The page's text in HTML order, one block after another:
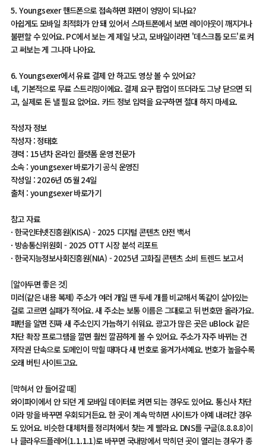
5. Youngsexer 핸드폰으로 접속하면 화면이 엉망이 되나요?
아쉽게도 모바일 최적화가 안 돼 있어서 스마트폰에서 보면 레이아웃이 깨지거나
불편할 수 있어요. PC에서 보는 게 제일 낫고, 모바일이라면 '데스크톱 모드'로 켜
고 써보는 게 그나마 나아요.
6. Youngsexer에서 유료 결제 안 하고도 영상 볼 수 있어요?
네, 기본적으로 무료 스트리밍이에요. 결제 요구 팝업이 뜨더라도 그냥 닫으면 되
고, 실제로 돈 낼 필요 없어요. 카드 정보 입력을 요구하면 절대 하지 마세요.
작성자 정보
작성자 : 정태호
경력 : 15년차 온라인 플랫폼 운영 전문가
소속 : youngsexer 바로가기 공식 운영진
작성일 : 2026년 05월 24일
출처 : youngsexer 바로가기
참고 자료
· 한국인터넷진흥원(KISA) - 2025 디지털 콘텐츠 안전 백서
· 방송통신위원회 - 2025 OTT 시장 분석 리포트
· 한국지능정보사회진흥원(NIA) - 2025년 고화질 콘텐츠 소비 트렌드 보고서
[알아두면 좋은 것]
미러(같은 내용 복제) 주소가 여러 개일 땐 두세 개를 비교해서 똑같이 살아있는
걸로 고르면 실패가 적어요. 새 주소는 보통 이름은 그대로고 뒤 번호만 올라가요.
패턴을 알면 진짜 새 주소인지 가늠하기 쉬워요. 광고가 많은 곳은 uBlock 같은
차단 확장 프로그램을 깔면 훨씬 깔끔하게 볼 수 있어요. 주소가 자주 바뀌는 건
저작권 단속으로 도메인이 막힐 때마다 새 번호로 옮겨가서예요. 번호가 높을수록
오래 버틴 사이트고요.
[막혀서 안 들어갈 때]
와이파이에서 안 되던 게 모바일 데이터로 켜면 되는 경우도 있어요. 통신사 차단
이라 망을 바꾸면 우회되거든요. 한 곳이 계속 막히면 사이트가 아예 내려간 경우
도 있어요. 비슷한 대체처를 정리처에서 찾는 게 빨라요. DNS를 구글(8.8.8.8)이
나 클라우드플레어(1.1.1.1)로 바꾸면 국내망에서 막히던 곳이 열리는 경우가 종